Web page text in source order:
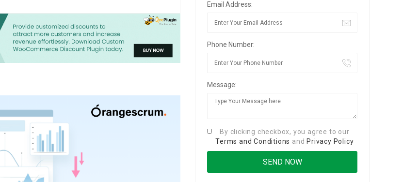
Email Address:
Phone Number:
Message:
By clicking checkbox, you agree to our
Terms and Conditions and Privacy Policy